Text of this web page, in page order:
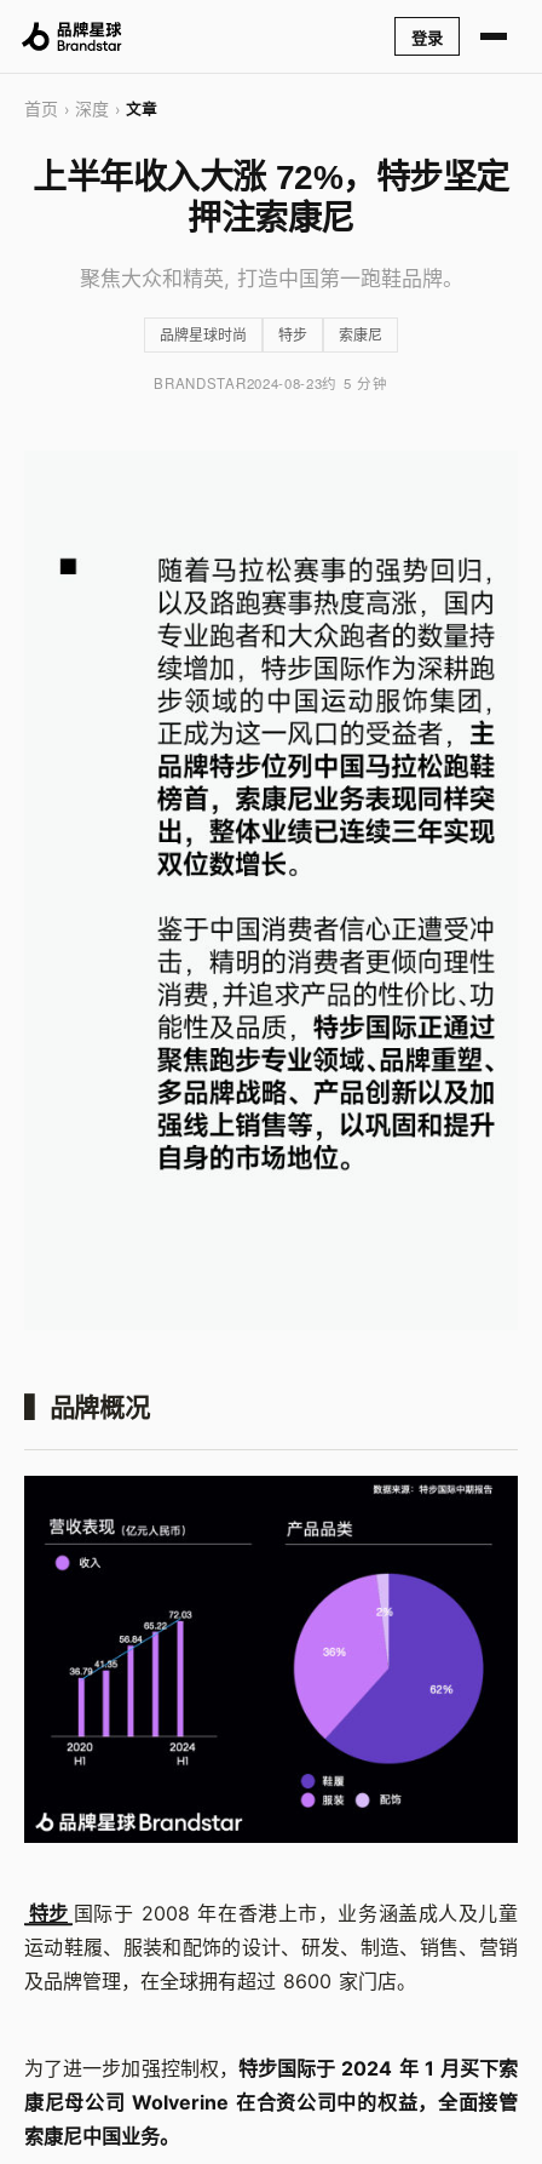
登录
首页 › 深度 › 文章
上半年收入大涨 72%，特步坚定
押注索康尼
聚焦大众和精英, 打造中国第一跑鞋品牌。
品牌星球时尚 特步 索康尼
BRANDSTAR2024-08-23约 5 分钟
▍品牌概况
特步 国际于 2008 年在香港上市，业务涵盖成人及儿童
运动鞋履、服装和配饰的设计、研发、制造、销售、营销
及品牌管理，在全球拥有超过 8600 家门店。
为了进一步加强控制权， 特步国际于 2024 年 1 月买下索
康尼母公司 Wolverine 在合资公司中的权益，全面接管
索康尼中国业务。